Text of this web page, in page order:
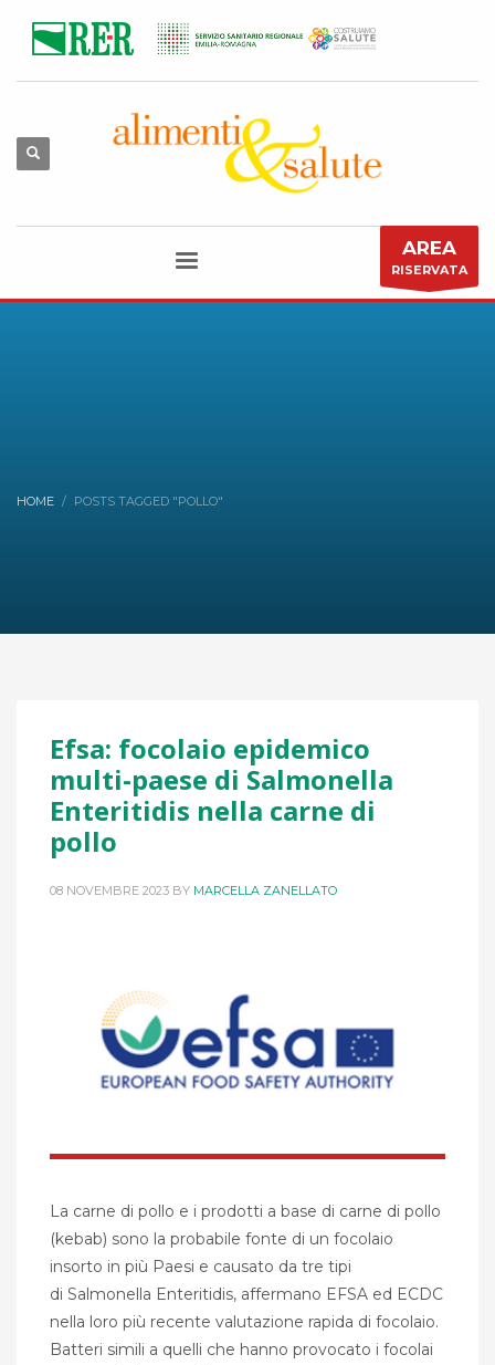
AREA
RISERVATA
HOME POSTS TAGGED "POLLO"
Efsa: focolaio epidemico
multi-paese di Salmonella
Enteritidis nella carne di
pollo
08 NOVEMBRE 2023 BY MARCELLA ZANELLATO
La carne di pollo e i prodotti a base di carne di pollo
(kebab) sono la probabile fonte di un focolaio
insorto in più Paesi e causato da tre tipi
di Salmonella Enteritidis, affermano EFSA ed ECDC
nella loro più recente valutazione rapida di focolaio.
Batteri simili a quelli che hanno provocato i focolai